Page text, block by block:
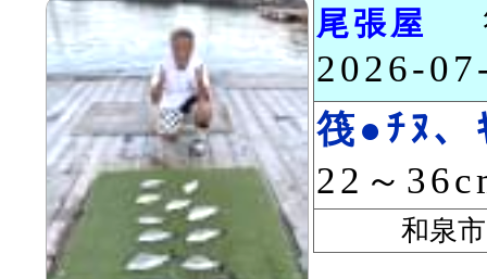
尾張屋
2026-
筏●ﾁﾇ、
22～
和泉市